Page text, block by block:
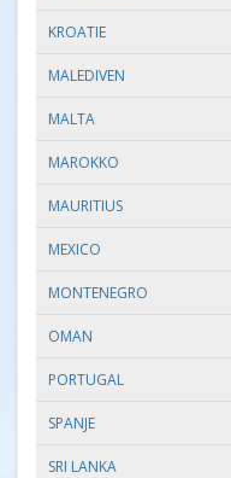
KROATIE
MALEDIVEN
MALTA
MAROKKO
MAURITIUS
MEXICO
MONTENEGRO
OMAN
PORTUGAL
SPANJE
SRI LANKA